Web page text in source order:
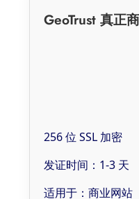
GeoTrust 真正
256 位 SSL 加密
发证时间：1-3 天
适用于：商业网站